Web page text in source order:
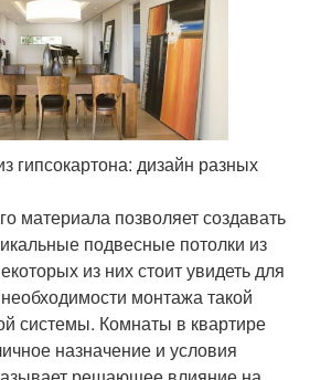
гипсокартона: дизайн разных
материала позволяет создавать
подвесные потолки из
из них стоит увидеть для
монтажа такой
системы. Комнаты в квартире
назначение и условия